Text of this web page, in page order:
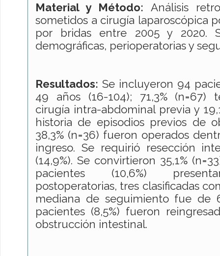
Material y Método: Análisis
sometidos a cirugía laparoscópica
por bridas entre 2005 y 2020.
demográficas, perioperatorias y
Resultados: Se incluyeron 94
49 años (16-104); 71,3% (n=67)
cirugía intra-abdominal previa y
historia de episodios previos de
38,3% (n=36) fueron operados
ingreso. Se requirió resección
(14,9%). Se convirtieron 35,1%
pacientes (10,6%)
postoperatorias, tres clasificadas
mediana de seguimiento fue de
pacientes (8,5%) fueron
obstrucción intestinal.